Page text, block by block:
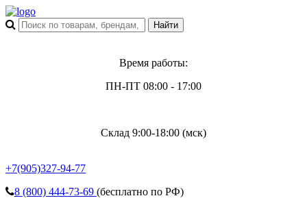
Время работы:
ПН-ПТ 08:00 - 17:00
Склад 9:00-18:00 (мск)
+7(905)327-94-77
8 (800) 444-73-69 (бесплатно по РФ)